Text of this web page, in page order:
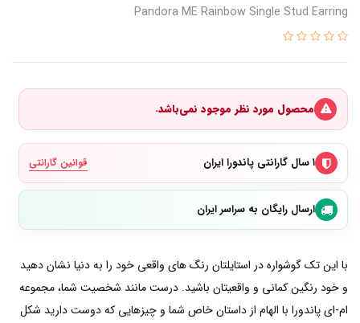
Pandora ME Rainbow Single Stud Earring
محصول مورد نظر موجود نمی‌باشد.
۱ سال گارانتی پاندورا ایران قوانین گارانتی
ارسال رایگان به سراسر ایران
با این تک گوشواره در استایلتان رنگ های واقعی خود را به دنیا نشان دهید
و خود رنگین کمانی و واقعیتان باشید. درست مانند شخصیت شما، مجموعه
ام-ای پاندورا با الهام از داستان خاص شما و چیزهایی که دوست دارید شکل